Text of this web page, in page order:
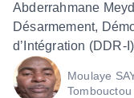
Abderrahmane
Désarmement,
d’Intégration (DDR-
Moulaye
Tombouctou